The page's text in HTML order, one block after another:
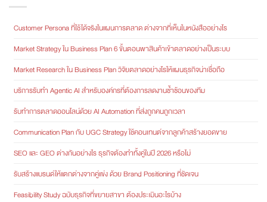
Customer Persona ที่ใช้ได้จริงในแผนการตลาด ต่างจากที่เห็นในหนังสืออย่างไร
Market Strategy ใน Business Plan 6 ขั้นตอนพาสินค้าเข้าตลาดอย่างเป็นระบบ
Market Research ใน Business Plan วิจัยตลาดอย่างไรให้แผนธุรกิจน่าเชื่อถือ
บริการรับทำ Agentic AI สำหรับองค์กรที่ต้องการลดงานซ้ำซ้อนของทีม
รับทำการตลาดออนไลน์ด้วย AI Automation ที่ส่งถูกคนถูกเวลา
Communication Plan กับ UGC Strategy ใช้คอนเทนต์จากลูกค้าสร้างยอดขาย
SEO และ GEO ต่างกันอย่างไร ธุรกิจต้องทำทั้งคู่ในปี 2026 หรือไม่
รับสร้างแบรนด์ให้แตกต่างจากคู่แข่ง ด้วย Brand Positioning ที่ชัดเจน
Feasibility Study ฉบับธุรกิจที่ขยายสาขา ต้องประเมินอะไรบ้าง